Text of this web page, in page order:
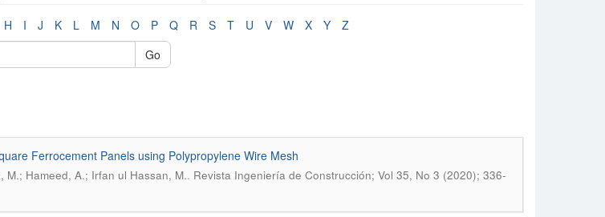
H I J K L M N O P Q R S T U V W X Y
Z
Go
Ferrocement Panels using Polypropylene Wire Mesh
M.; Hameed, A.; Irfan ul Hassan, M.. Revista Ingeniería de Construcción; Vol 35, No 3 (2020); 336-